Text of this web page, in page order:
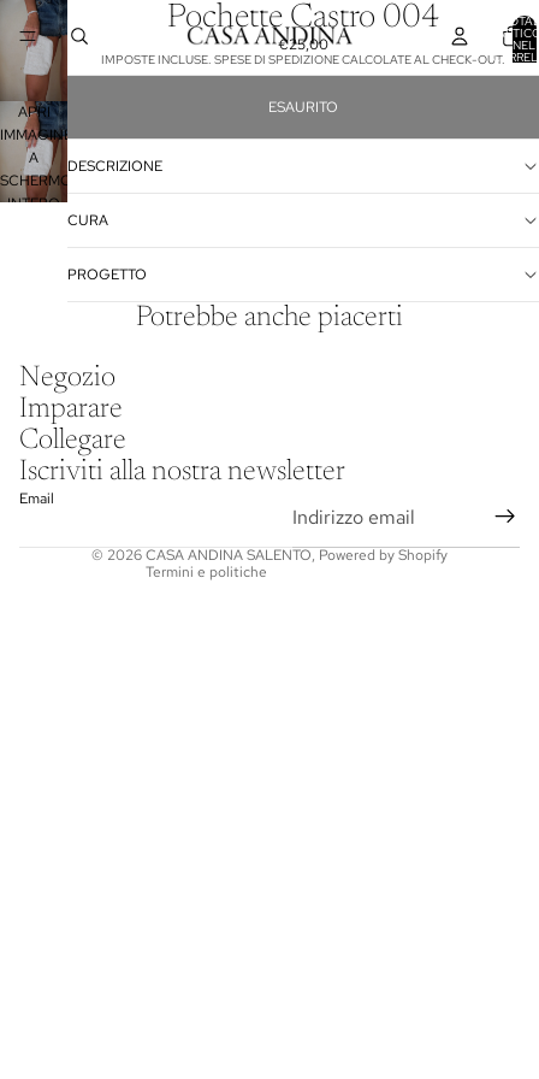
NEL
APRI
IMMAGINE
A
SCHERMO
INTERO
Pochette Castro 004
€25,00
IMPOSTE INCLUSE. SPESE DI SPEDIZIONE CALCOLATE AL CHECK-OUT.
ESAURITO
DESCRIZIONE
CURA
PROGETTO
Potrebbe anche piacerti
Negozio
Imparare
Collegare
Iscriviti alla nostra newsletter
Email
© 2026CASA ANDINA SALENTO, Powered by Shopify
Termini e politiche
Informativa sulla privacy
Informativa legale
Recapiti
Informativa sulle spedizioni
Termini e condizioni del servizio